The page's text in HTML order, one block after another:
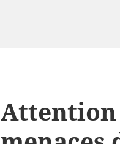
Attention